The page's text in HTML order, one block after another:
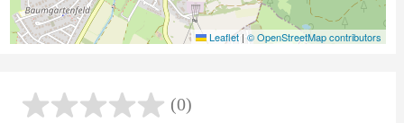
Leaflet | © OpenStreetMap contributors
(0)